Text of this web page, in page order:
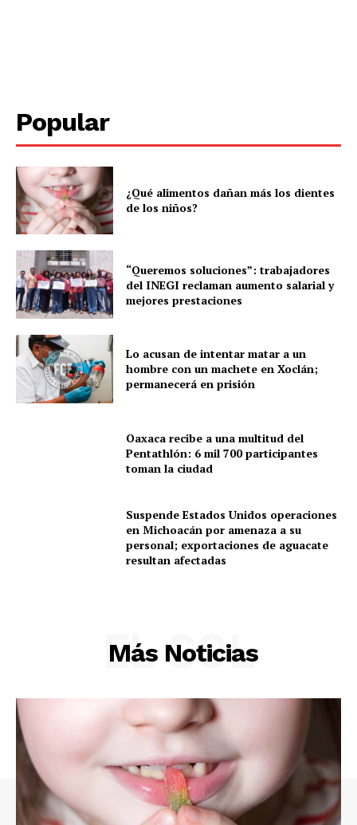
Menú
Yucatán
Sociedad y Negocios
Deportes
Política
Municipios
Popular
¿Qué alimentos dañan más los dientes
de los niños?
“Queremos soluciones”: trabajadores
del INEGI reclaman aumento salarial y
mejores prestaciones
Lo acusan de intentar matar a un
hombre con un machete en Xoclán;
permanecerá en prisión
Oaxaca recibe a una multitud del
Pentathlón: 6 mil 700 participantes
toman la ciudad
Suspende Estados Unidos operaciones
en Michoacán por amenaza a su
personal; exportaciones de aguacate
resultan afectadas
Más Noticias
EL SOL